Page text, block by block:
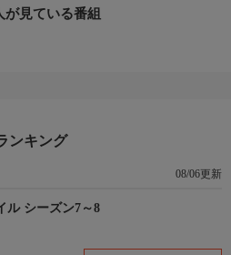
が見ている番組
ンキング
08/06更新
ル シーズン7～8